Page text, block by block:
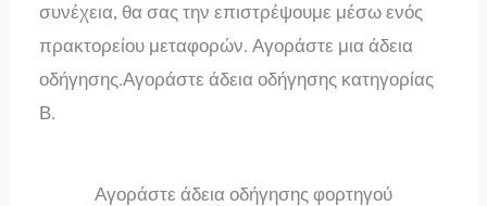
συνέχεια, θα σας την επιστρέψουμε μέσω ενός
πρακτορείου μεταφορών. Αγοράστε μια άδεια
οδήγησης.Αγοράστε άδεια οδήγησης κατηγορίας
Β.
Αγοράστε άδεια οδήγησης φορτηγού